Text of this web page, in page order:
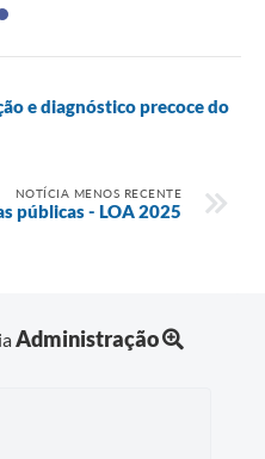
e diagnóstico precoce do
NOTÍCIA MENOS RECENTE
públicas - LOA 2025
Administração